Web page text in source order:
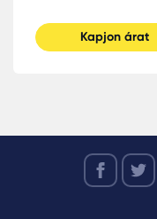
Kapjon árat